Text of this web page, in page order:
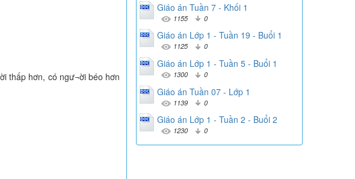
thấp hơn, có ngư¬ời béo hơn
Giáo án Tuần 7 - Khối 1
1155 0
Giáo án Lớp 1 - Tuần 19 - Buổi 1
1125 0
Giáo án Lớp 1 - Tuần 5 - Buổi 1
1300 0
Giáo án Tuần 07 - Lớp 1
1139 0
Giáo án Lớp 1 - Tuần 2 - Buổi 2
1230 0